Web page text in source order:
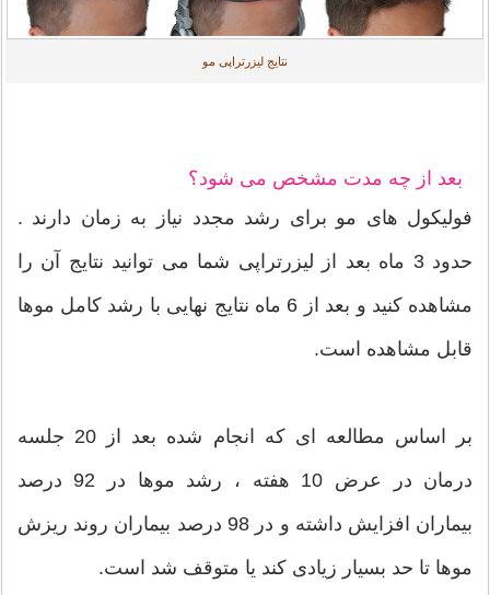
نتایج لیزرتراپی مو
بعد از چه مدت مشخص می شود؟
فولیکول های مو برای رشد مجدد نیاز به زمان دارند .
حدود 3 ماه بعد از لیزرتراپی شما می توانید نتایج آن را
مشاهده کنید و بعد از 6 ماه نتایج نهایی با رشد کامل موها
قابل مشاهده است.
بر اساس مطالعه ای که انجام شده بعد از 20 جلسه
درمان در عرض 10 هفته ، رشد موها در 92 درصد
بیماران افزایش داشته و در 98 درصد بیماران روند ریزش
موها تا حد بسیار زیادی کند یا متوقف شد است.